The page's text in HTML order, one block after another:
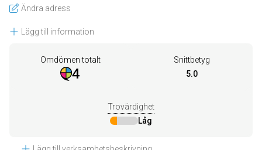
Ändra adress
Lägg till information
Omdömen totalt
4
Snittbetyg
5.0
Trovärdighet
Låg